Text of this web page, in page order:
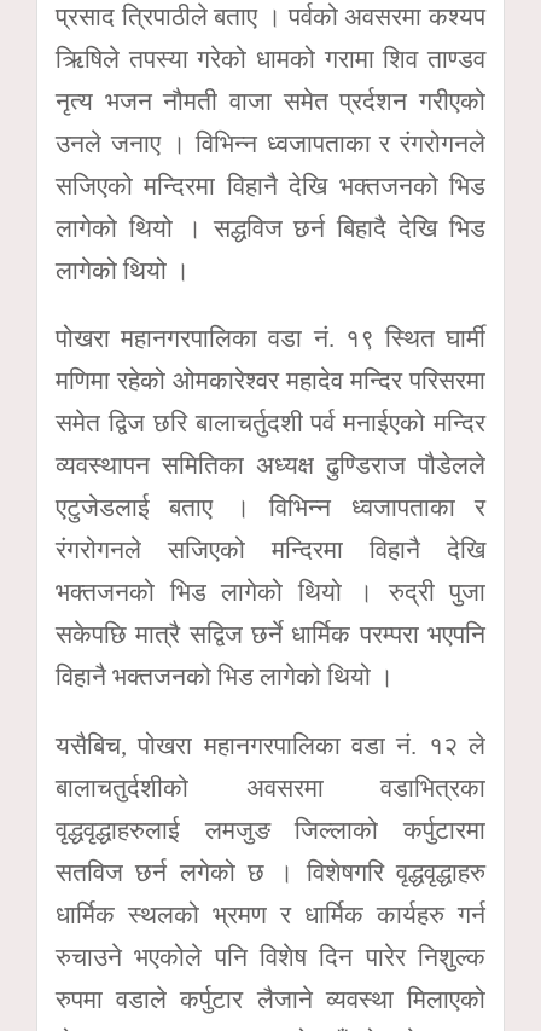
प्रसाद त्रिपाठीले बताए । पर्वको अवसरमा कश्यप
ऋिषिले तपस्या गरेको धामको गरामा शिव ताण्डव
नृत्य भजन नौमती वाजा समेत प्रर्दशन गरीएको
उनले जनाए । विभिन्न ध्वजापताका र रंगरोगनले
सजिएको मन्दिरमा विहानै देखि भक्तजनको भिड
लागेको थियो । सद्धविज छर्न बिहादै देखि भिड
लागेको थियो ।
पोखरा महानगरपालिका वडा नं. १९ स्थित घार्मी
मणिमा रहेको ओमकारेश्वर महादेव मन्दिर परिसरमा
समेत द्विज छरि बालाचर्तुदशी पर्व मनाईएको मन्दिर
व्यवस्थापन समितिका अध्यक्ष ढुण्डिराज पौडेलले
एटुजेडलाई बताए । विभिन्न ध्वजापताका र
रंगरोगनले सजिएको मन्दिरमा विहानै देखि
भक्तजनको भिड लागेको थियो । रुद्री पुजा
सकेपछि मात्रै सद्विज छर्ने धार्मिक परम्परा भएपनि
विहानै भक्तजनको भिड लागेको थियो ।
यसैबिच, पोखरा महानगरपालिका वडा नं. १२ ले
बालाचतुर्दशीको अवसरमा वडाभित्रका
वृद्धवृद्धाहरुलाई लमजुङ जिल्लाको कर्पुटारमा
सतविज छर्न लगेको छ । विशेषगरि वृद्धवृद्धाहरु
धार्मिक स्थलको भ्रमण र धार्मिक कार्यहरु गर्न
रुचाउने भएकोले पनि विशेष दिन पारेर निशुल्क
रुपमा वडाले कर्पुटार लैजाने व्यवस्था मिलाएको